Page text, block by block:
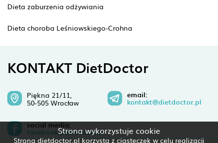
Strona wykorzystuje cookie
Strona dietdoctor.pl korzysta z ciasteczek w celu realizacji
Dieta zaburzenia odżywiania
Dieta choroba Leśniowskiego-Crohna
KONTAKT DietDoctor
Piękna 21/11,
50-505 Wrocław
email:
kontakt@dietdoctor.pl
social media:
facebook.pl/dietdoctor